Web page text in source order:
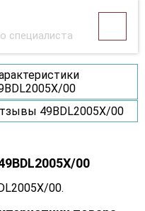
специалиста
00
49BDL2005X/00
00
00.